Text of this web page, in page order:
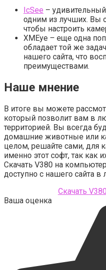
IcSee –
одним из лучших. Вы
чтобы настроить
XMEye – еще одна
обладает той же
нашего сайта, что
преимуществами.
Наше мнение
В итоге вы можете
который позволит вам в
территорией. Вы всегда
домашние животные или
целом, решайте сами, для
именно этот софт, так как
Скачать V380 на
доступно с нашего сайта
Скачать
Ваша оценка